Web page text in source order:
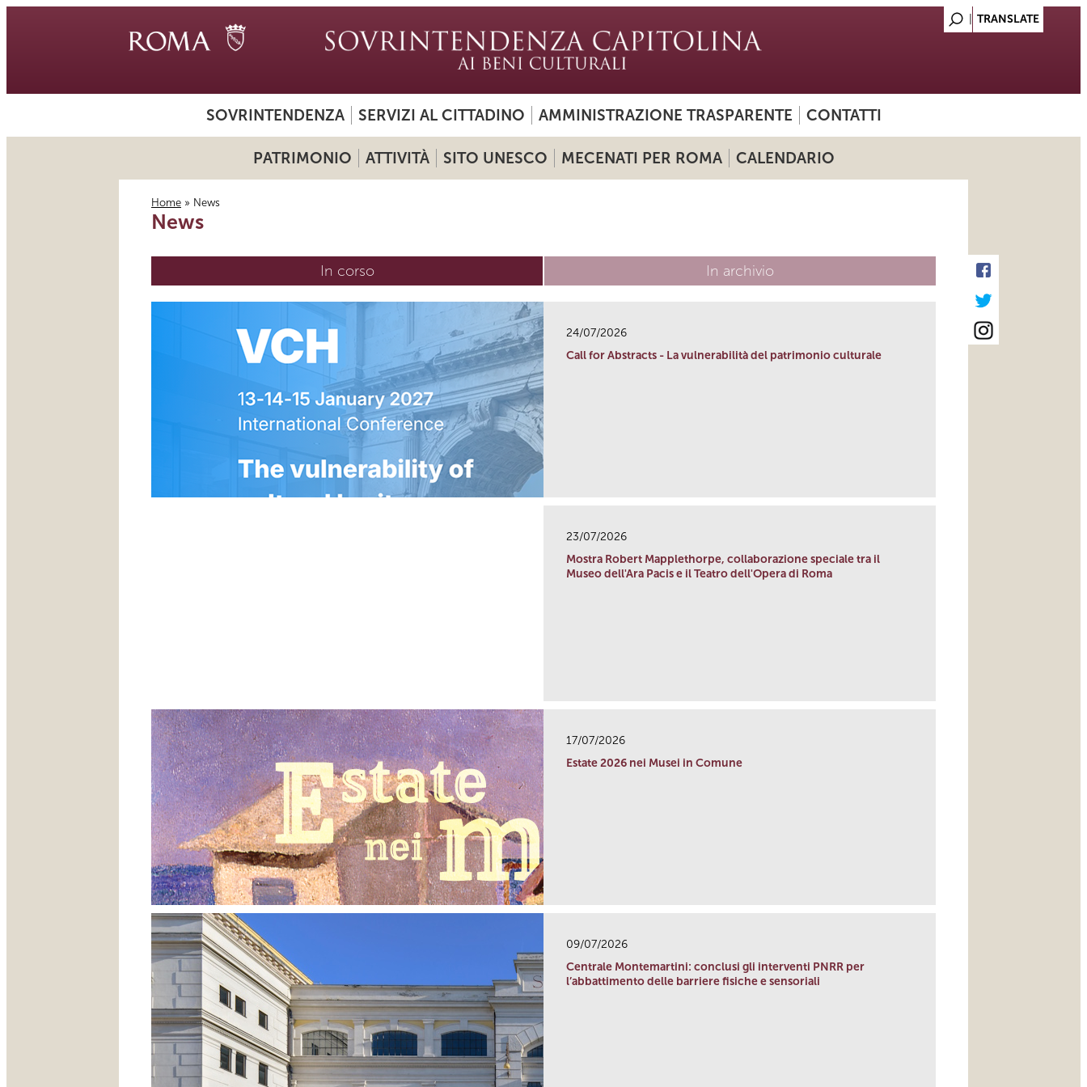
SOVRINTENDENZA SERVIZI AL CITTADINO AMMINISTRAZIONE TRASPARENTE CONTATTI
PATRIMONIO ATTIVITÀ SITO UNESCO MECENATI PER ROMA CALENDARIO
Tu sei qui
Home » News
News
In corso(scheda attiva) In archivio
24/07/2026
Call for Abstracts - La vulnerabilità del patrimonio culturale
23/07/2026
Mostra Robert Mapplethorpe, collaborazione speciale tra il
Museo dell'Ara Pacis e il Teatro dell'Opera di Roma
17/07/2026
Estate 2026 nei Musei in Comune
09/07/2026
Centrale Montemartini: conclusi gli interventi PNRR per
l’abbattimento delle barriere fisiche e sensoriali